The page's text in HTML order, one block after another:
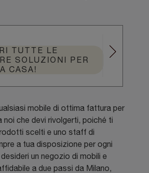
TUTTE LE
SOLUZIONI PER
CASA!
mobile di ottima fattura per
noi che devi rivolgerti, poiché ti
scelti e uno staff di
a tua disposizione per ogni
un negozio di mobili e
a due passi da Milano,